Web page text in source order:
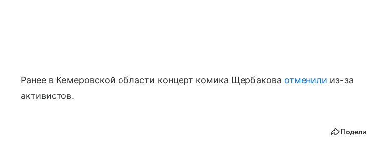
Ранее в Кемеровской области концерт комика Щербакова отменили из-за
активистов.